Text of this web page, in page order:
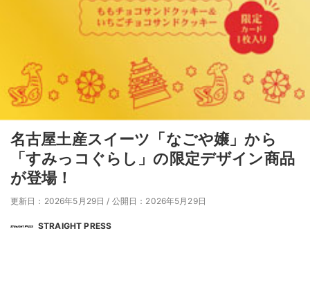
名古屋土産スイーツ「なごや嬢」から
「すみっコぐらし」の限定デザイン商品
が登場！
更新日：2026年5月29日 / 公開日：2026年5月29日
STRAIGHT PRESS